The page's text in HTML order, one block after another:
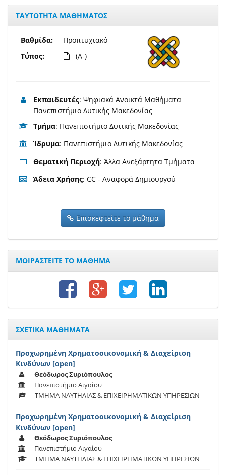
ΤΑΥΤΟΤΗΤΑ ΜΑΘΗΜΑΤΟΣ
Βαθμίδα:
Τύπος:
Προπτυχιακό
(A-)
Εκπαιδευτές: Ψηφιακά Ανοικτά Μαθήματα
Πανεπιστήμιο Δυτικής Μακεδονίας
Τμήμα: Πανεπιστήμιο Δυτικής Μακεδονίας
Ίδρυμα: Πανεπιστήμιο Δυτικής Μακεδονίας
Θεματική Περιοχή: Άλλα Ανεξάρτητα Τμήματα
Άδεια Χρήσης: CC - Αναφορά Δημιουργού
Επισκεφτείτε το μάθημα
ΜΟΙΡΑΣΤΕΙΤΕ ΤΟ ΜΑΘΗΜΑ
ΣΧΕΤΙΚΑ ΜΑΘΗΜΑΤΑ
Προχωρημένη Χρηματοοικονομική & Διαχείριση
Κινδύνων [open]
Θεόδωρος Συριόπουλος
Πανεπιστήμιο Αιγαίου
ΤΜΗΜΑ ΝΑΥΤΗΛΙΑΣ & ΕΠΙΧΕΙΡΗΜΑΤΙΚΩΝ ΥΠΗΡΕΣΙΩΝ
Προχωρημένη Χρηματοοικονομική & Διαχείριση
Κινδύνων [open]
Θεόδωρος Συριόπουλος
Πανεπιστήμιο Αιγαίου
ΤΜΗΜΑ ΝΑΥΤΗΛΙΑΣ & ΕΠΙΧΕΙΡΗΜΑΤΙΚΩΝ ΥΠΗΡΕΣΙΩΝ